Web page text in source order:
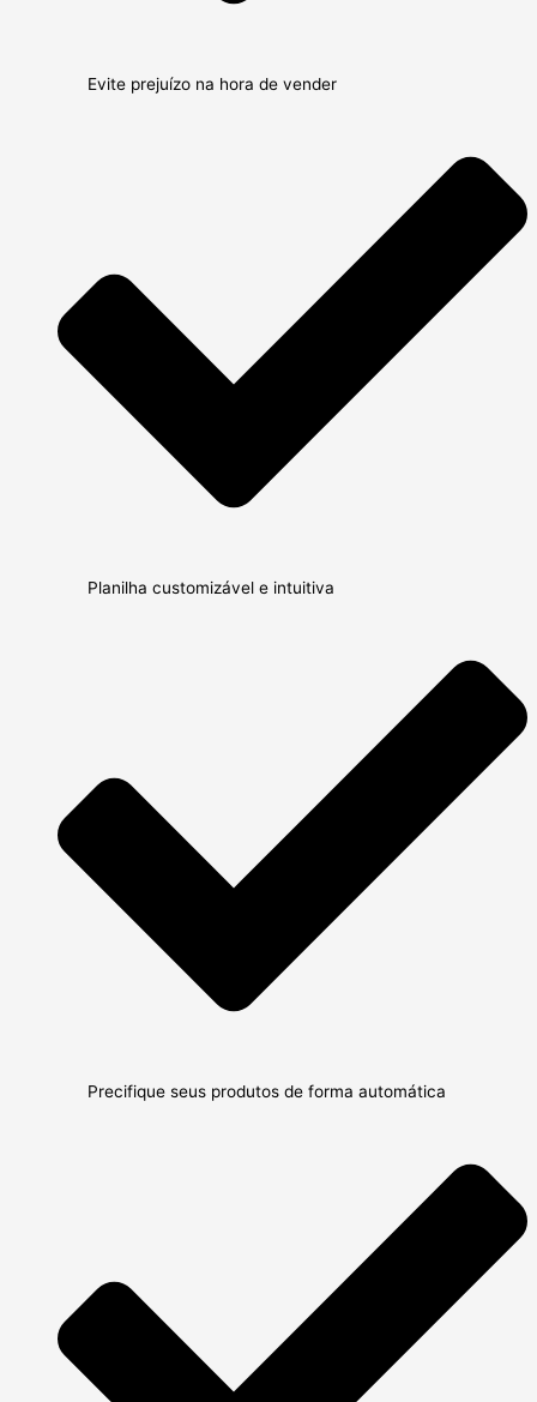
Evite prejuízo na hora de vender
Planilha customizável e intuitiva
Precifique seus produtos de forma automática